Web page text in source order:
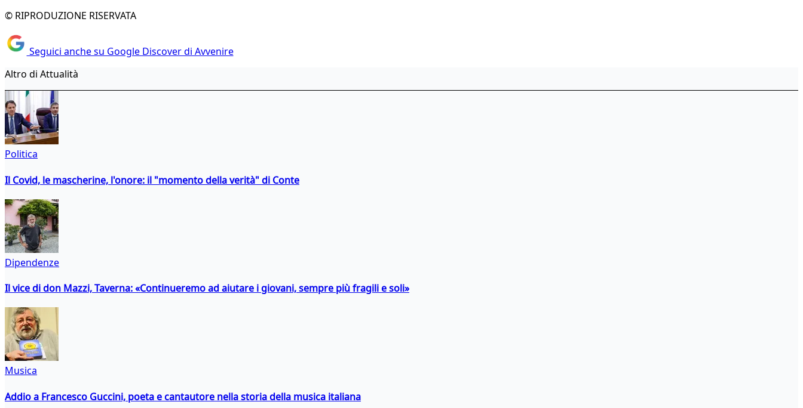
© RIPRODUZIONE RISERVATA
Seguici anche su Google Discover di Avvenire
Altro di Attualità
Politica
Il Covid, le mascherine, l'onore: il "momento della verità" di Conte
Dipendenze
Il vice di don Mazzi, Taverna: «Continueremo ad aiutare i giovani, sempre più fragili e soli»
Musica
Addio a Francesco Guccini, poeta e cantautore nella storia della musica italiana